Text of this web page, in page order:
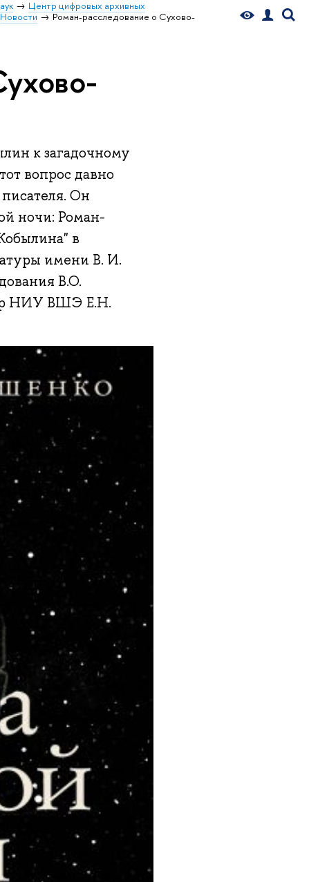
Центр цифровых архивных
Новости
Роман-расследование о Сухово-
к загадочному
вопрос давно
Он
ночи: Роман-
в
имени В. И.
В.О.
НИУ ВШЭ Е.Н.